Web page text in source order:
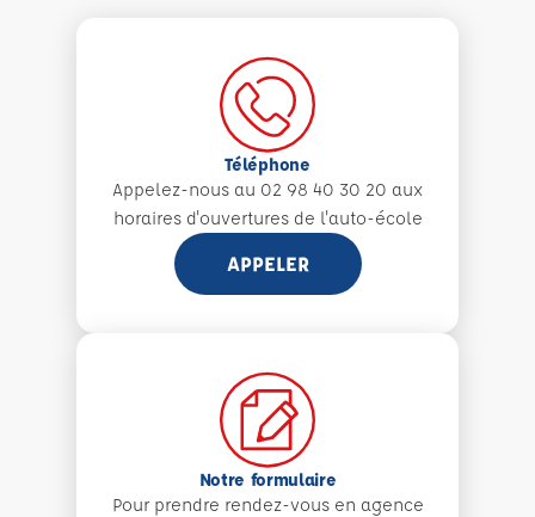
Téléphone
Appelez-nous au 02 98 40 30 20 aux
horaires d'ouvertures de l'auto-école
APPELER
Notre formulaire
Pour prendre rendez-vous en agence